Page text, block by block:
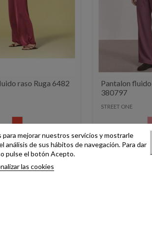
raso Ruga 6482
74,00 €
Pantalon
380797
STREET ONE
49,99 €
mejorar nuestros servicios y mostrarle
de sus hábitos de navegación. Para dar
pulse el botón Acepto.
las cookies